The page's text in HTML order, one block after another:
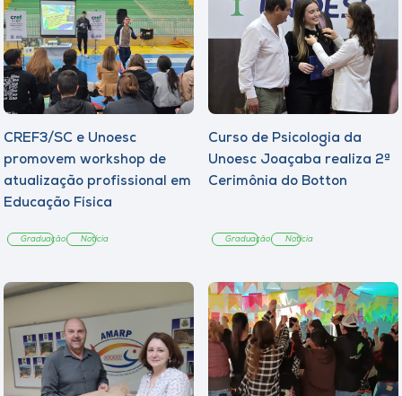
CREF3/SC e Unoesc
promovem workshop de
atualização profissional em
Educação Física
Graduação Notícia
Curso de Psicologia da
Unoesc Joaçaba realiza 2ª
Cerimônia do Botton
Graduação Notícia